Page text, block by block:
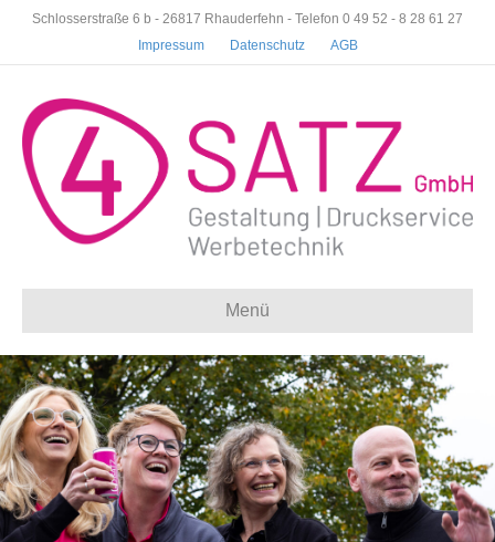
Schlosserstraße 6 b - 26817 Rhauderfehn - Telefon 0 49 52 - 8 28 61 27
Impressum
Datenschutz AGB
Menü